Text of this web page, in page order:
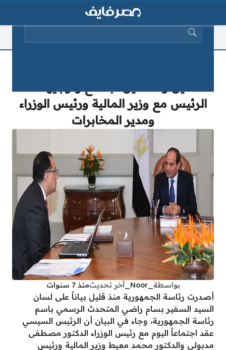
الرئيس مع وزير المالية ورئيس الوزراء
ومدير المخابرات
بواسطة _Noor_ آخر تحديثمنذ 7 سنوات
أصدرت رئاسة الجمهورية منذ قليل بياناً على لسان
السيد السفير بسام راضي المتحدث الرسمي باسم
رئاسة الجمهورية، وجاء في البيان أن الرئيس السيسي
عقد اجتماعاً اليوم مع رئيس الوزراء الدكتور مصطفى
مدبولي والدكتور محمد معيط وزير المالية ورئيس
البحث عن: